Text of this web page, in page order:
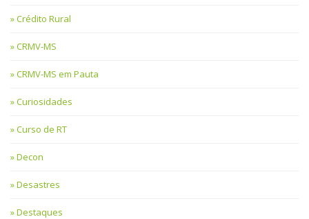
Crédito Rural
CRMV-MS
CRMV-MS em Pauta
Curiosidades
Curso de RT
Decon
Desastres
Destaques